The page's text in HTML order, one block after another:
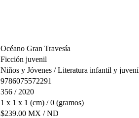
Océano Gran Travesía
Ficción juvenil
Niños y Jóvenes / Literatura infantil y
9786075572291
356 / 2020
1 x 1 x 1 (cm) / 0 (gramos)
$239.00 MX / ND